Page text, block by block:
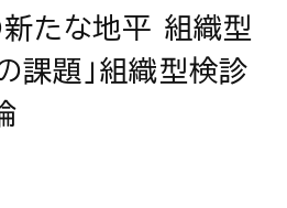
新たな地平 組織型
課題」組織型検診